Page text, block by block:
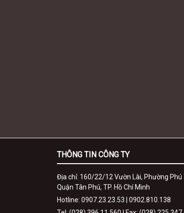
THÔNG TIN CÔNG TY
Địa chỉ: 160/22/12 Vườn Lài, Phường Phú
Quận Tân Phú, TP. Hồ Chí Minh
Hotline: 0907.23.23.53 | 0902.810.138